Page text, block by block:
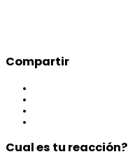
Compartir
Cual es tu reacción?